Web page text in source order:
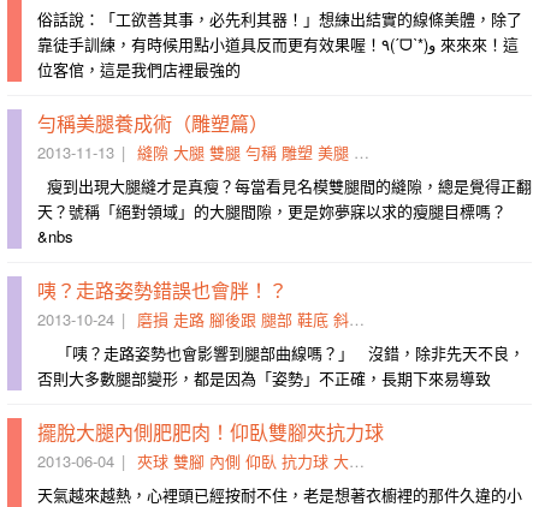
俗話說：「工欲善其事，必先利其器！」想練出結實的線條美體，除了
靠徒手訓練，有時候用點小道具反而更有效果喔！٩(ˊᗜˋ*)و 來來來！這
位客倌，這是我們店裡最強的
勻稱美腿養成術（雕塑篇）
2013-11-13 縫隙 大腿 雙腿 勻稱 雕塑 美腿 內側
瘦到出現大腿縫才是真瘦？每當看見名模雙腿間的縫隙，總是覺得正翻
天？號稱「絕對領域」的大腿間隙，更是妳夢寐以求的瘦腿目標嗎？
&nbs
咦？走路姿勢錯誤也會胖！？
2013-10-24 磨損 走路 腳後跟 腿部 鞋底 斜面
「咦？走路姿勢也會影響到腿部曲線嗎？」 沒錯，除非先天不良，
否則大多數腿部變形，都是因為「姿勢」不正確，長期下來易導致
擺脫大腿內側肥肥肉！仰臥雙腳夾抗力球
2013-06-04 夾球 雙腳 內側 仰臥 抗力球 大腿
天氣越來越熱，心裡頭已經按耐不住，老是想著衣櫥裡的那件久違的小